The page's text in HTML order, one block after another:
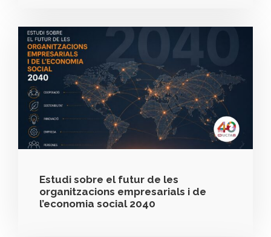
Estudi sobre el futur de les
organitzacions empresarials i de
l’economia social 2040